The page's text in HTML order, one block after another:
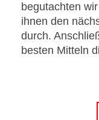
begutachten
ihnen den
durch.
besten Mitteln